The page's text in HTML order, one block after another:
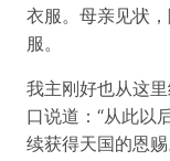
衣服。母亲见状
服。
我主刚好也从这
口说道：“从此以
续获得天国的恩赐